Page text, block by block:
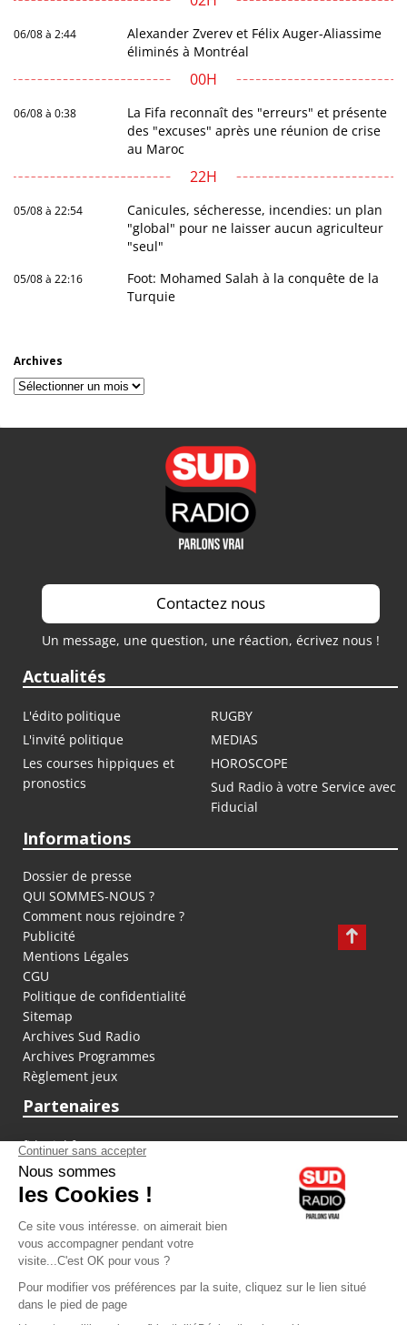
06/08 à 2:44
Alexander Zverev et Félix Auger-Aliassime
éliminés à Montréal
00H
06/08 à 0:38
La Fifa reconnaît des "erreurs" et présente
des "excuses" après une réunion de crise
au Maroc
22H
05/08 à 22:54
Canicules, sécheresse, incendies: un plan
"global" pour ne laisser aucun agriculteur
"seul"
05/08 à 22:16
Foot: Mohamed Salah à la conquête de la
Turquie
Archives
Archives
Contactez nous
Un message, une question, une réaction, écrivez nous !
Actualités
L'édito politique
RUGBY
L'invité politique
MEDIAS
Les courses hippiques et
pronostics
HOROSCOPE
Sud Radio à votre Service avec
Fiducial
Informations
Dossier de presse
QUI SOMMES-NOUS ?
Comment nous rejoindre ?
Publicité
Mentions Légales
CGU
Politique de confidentialité
Sitemap
Archives Sud Radio
Archives Programmes
Règlement jeux
Partenaires
fiducial.fr
lyoncapitale.fr
olympique-et-lyonnais.com
L'application Iphone / Android
Téléchargez l'application
Les cookies